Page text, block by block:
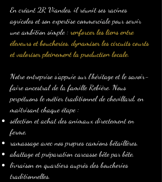
En créant 2R Viandes, il réunit ses racines
agricoles et son expertise commerciale pour servir
une ambition simple : renforcer les liens entre
éleveurs et boucheries, dynamiser les circuits courts
et valoriser pleinement la production locale.
Notre entreprise s’appuie sur l’héritage et le savoir-
faire ancestral de la famille Rebière. Nous
perpétuons le métier traditionnel de chevillard, en
maîtrisant chaque étape :
sélection et achat des animaux directement en
ferme,
ramassage avec nos propres camions bétaillères,
abattage et préparation carcasse bête par bête,
livraison en quartiers auprès des boucheries
traditionnelles,